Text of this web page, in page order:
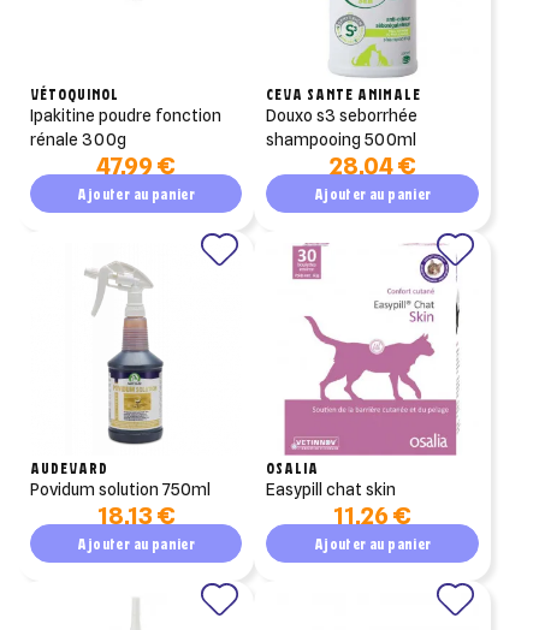
VÉTOQUINOL
ipakitine poudre fonction
rénale 300g
47,99 €
Ajouter au panier
CEVA SANTE ANIMALE
douxo s3 seborrhée
shampooing 500ml
28,04 €
Ajouter au panier
AUDEVARD
povidum solution 750ml
18,13 €
Ajouter au panier
OSALIA
easypill chat skin
11,26 €
Ajouter au panier